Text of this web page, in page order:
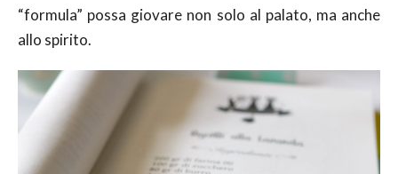
“formula” possa giovare non solo al palato, ma anche
allo spirito.